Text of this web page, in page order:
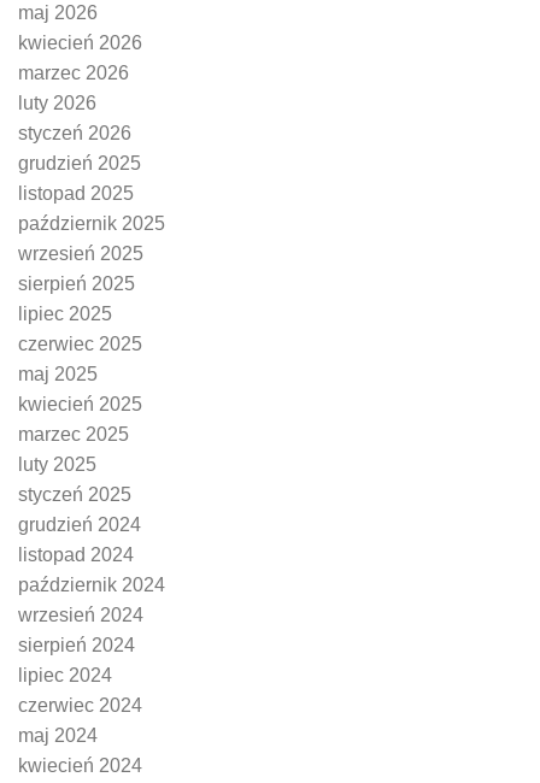
maj 2026
kwiecień 2026
marzec 2026
luty 2026
styczeń 2026
grudzień 2025
listopad 2025
październik 2025
wrzesień 2025
sierpień 2025
lipiec 2025
czerwiec 2025
maj 2025
kwiecień 2025
marzec 2025
luty 2025
styczeń 2025
grudzień 2024
listopad 2024
październik 2024
wrzesień 2024
sierpień 2024
lipiec 2024
czerwiec 2024
maj 2024
kwiecień 2024